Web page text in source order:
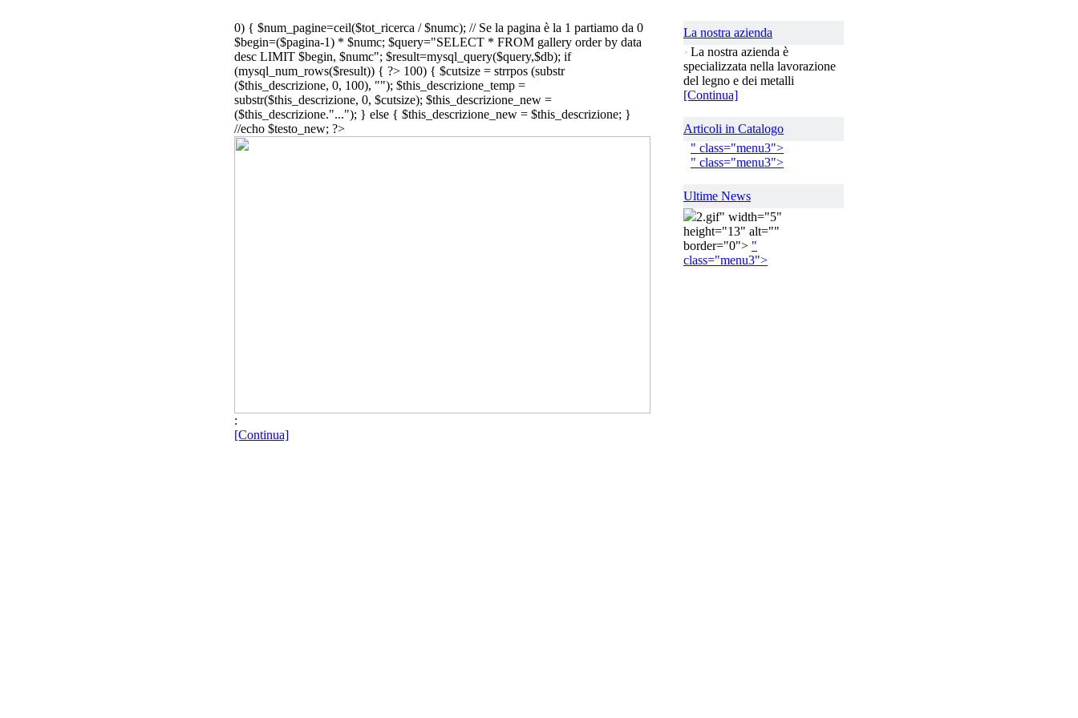
0) { $num_pagine=ceil($tot_ricerca / $numc); // Se la pagina è la 1 partiamo da 0
$begin=($pagina-1) * $numc; $query="SELECT * FROM gallery order by data
desc LIMIT $begin, $numc"; $result=mysql_query($query,$db); if
(mysql_num_rows($result)) { ?> 100) { $cutsize = strrpos (substr
($this_descrizione, 0, 100), ""); $this_descrizione_temp =
substr($this_descrizione, 0, $cutsize); $this_descrizione_new =
($this_descrizione."..."); } else { $this_descrizione_new = $this_descrizione; }
//echo $testo_new; ?>
:
[Continua]
La nostra azienda
La nostra azienda è
specializzata nella lavorazione
del legno e dei metalli
[Continua]
Articoli in Catalogo
" class="menu3">
" class="menu3">
Ultime News
2.gif" width="5"
height="13" alt=""
border="0"> "
class="menu3">